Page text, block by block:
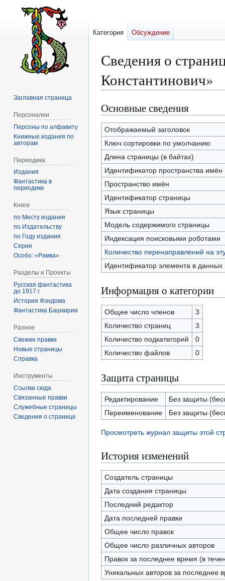
Сведения о
Константинович»
Перейти
к
навигации
Перейти
к
поиску
Основные сведения
Отображаемый заголовок
Ключ сортировки по умолчанию
Длина страницы (в байтах)
Идентификатор пространства имён
Пространство имён
Идентификатор страницы
Язык страницы
Модель содержимого страницы
Индексация поисковыми роботами
Количество перенаправлений на
Идентификатор элемента в данных
Информация о категории
Общее число членов
3
Количество страниц
3
Количество подкатегорий
0
Количество файлов
0
Защита страницы
Редактирование
Без защиты
Переименование
Без защиты
Просмотреть журнал защиты этой
История изменений
Создатель страницы
Дата создания страницы
Последний редактор
Дата последней правки
Общее число правок
Общее число различных авторов
Правок за последнее время (в
Уникальных авторов за последнее
Категория Обсуждение
Заглавная страница
Персоналии
Персоны по алфавиту
Книжные издания по
авторам
Периодика
Издания
Фантастика в
периодике
Книги
по Месту издания
по Издательству
по Году издания
Серии
Особо: «Рамка»
Разделы и Проекты
Русская фантастика
до 1917 г.
История Фэндома
Фантастика Башкирии
Разное
Свежие правки
Новые страницы
Справка
Инструменты
Ссылки сюда
Связанные правки
Служебные страницы
Сведения о странице